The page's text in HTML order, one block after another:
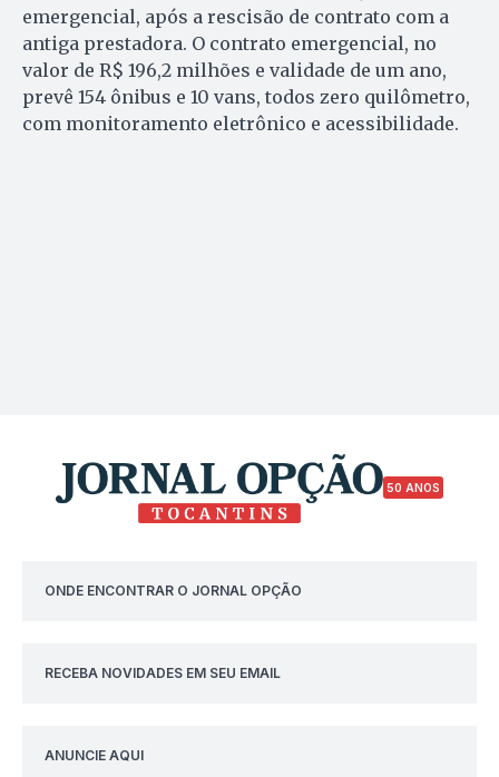
emergencial, após a rescisão de contrato com a
antiga prestadora. O contrato emergencial, no
valor de R$ 196,2 milhões e validade de um ano,
prevê 154 ônibus e 10 vans, todos zero quilômetro,
com monitoramento eletrônico e acessibilidade.
50 ANOS
ONDE ENCONTRAR O JORNAL OPÇÃO
RECEBA NOVIDADES EM SEU EMAIL
ANUNCIE AQUI